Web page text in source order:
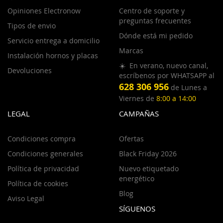
Opiniones Electronow
Tipos de envio
Servicio entrega a domicilio
Instalación hornos y placas
Devoluciones
Centro de soporte y
preguntas frecuentes
Dónde está mi pedido
Marcas
☀️ En verano, nuevo canal,
escríbenos por WHATSAPP al
628 306 956 de Lunes a
Viernes de 8:00 a 14:00
LEGAL
Condiciones compra
Condiciones generales
Política de privacidad
Política de cookies
Aviso Legal
CAMPAÑAS
Ofertas
Black Friday 2026
Nuevo etiquetado
energético
Blog
SÍGUENOS